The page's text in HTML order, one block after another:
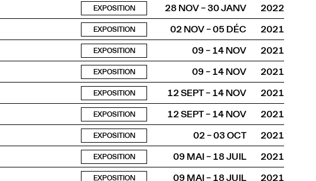
EXPOSITION 28 NOV – 30 JANV
2022
EXPOSITION 02 NOV – 05 DÉC
2021
EXPOSITION 09 – 14 NOV
2021
EXPOSITION 09 – 14 NOV
2021
EXPOSITION 12 SEPT – 14 NOV
2021
EXPOSITION 12 SEPT – 14 NOV
2021
EXPOSITION 02 – 03 OCT
2021
EXPOSITION 09 MAI – 18 JUIL
2021
EXPOSITION 09 MAI – 18 JUIL
2021